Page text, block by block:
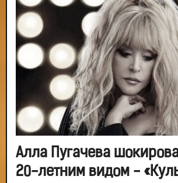
Алла Пугачева
20-летним видом -